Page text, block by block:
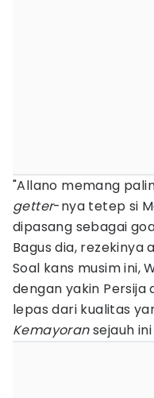
"Allano memang
getter-nya tetep si
dipasang sebagai
Bagus dia, rezekinya
Soal kans musim ini,
dengan yakin Persija
lepas dari kualitas
Kemayoransejauh ini